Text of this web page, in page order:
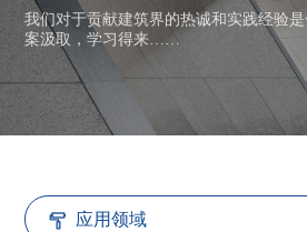
我们对于贡献建筑界的热诚和实践经验
案汲取，学习得来……
应用领域